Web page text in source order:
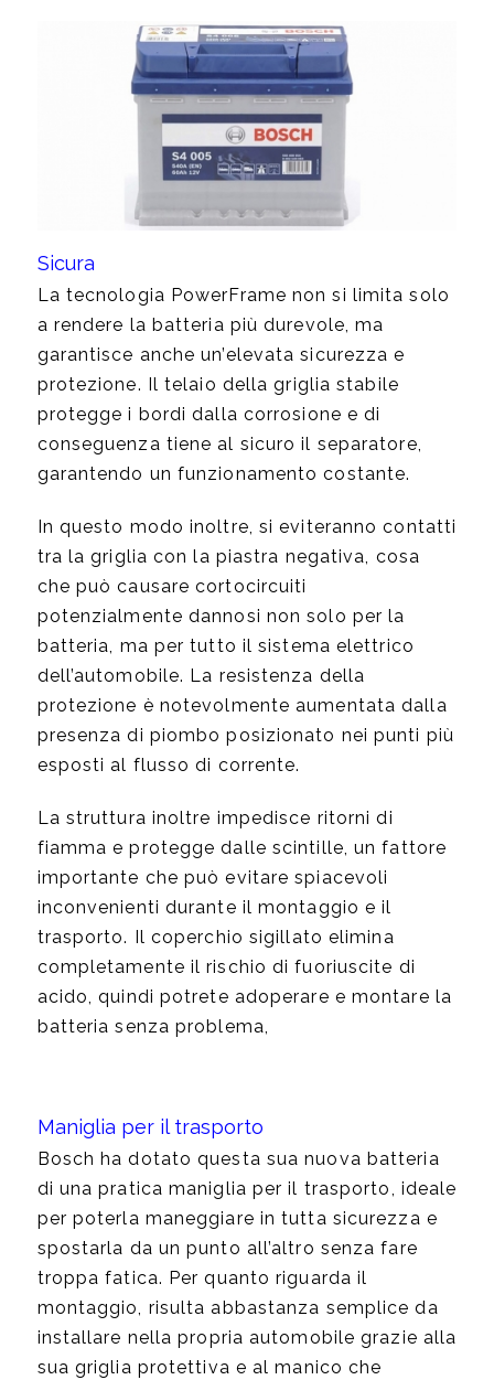
Sicura
La tecnologia PowerFrame non si limita solo
a rendere la batteria più durevole, ma
garantisce anche un’elevata sicurezza e
protezione. Il telaio della griglia stabile
protegge i bordi dalla corrosione e di
conseguenza tiene al sicuro il separatore,
garantendo un funzionamento costante.
In questo modo inoltre, si eviteranno contatti
tra la griglia con la piastra negativa, cosa
che può causare cortocircuiti
potenzialmente dannosi non solo per la
batteria, ma per tutto il sistema elettrico
dell’automobile. La resistenza della
protezione è notevolmente aumentata dalla
presenza di piombo posizionato nei punti più
esposti al flusso di corrente.
La struttura inoltre impedisce ritorni di
fiamma e protegge dalle scintille, un fattore
importante che può evitare spiacevoli
inconvenienti durante il montaggio e il
trasporto. Il coperchio sigillato elimina
completamente il rischio di fuoriuscite di
acido, quindi potrete adoperare e montare la
batteria senza problema,
Maniglia per il trasporto
Bosch ha dotato questa sua nuova batteria
di una pratica maniglia per il trasporto, ideale
per poterla maneggiare in tutta sicurezza e
spostarla da un punto all’altro senza fare
troppa fatica. Per quanto riguarda il
montaggio, risulta abbastanza semplice da
installare nella propria automobile grazie alla
sua griglia protettiva e al manico che